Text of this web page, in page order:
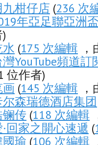
九柑仔店 (236 次
年亞足聯亞洲
(175 次編輯
灣YouTube頻道
位作者)
画 (145 次編輯
森瑞德酒店集团
镧传 (118 次編輯
回家之開心速遞 (
瑜 (106 次編輯